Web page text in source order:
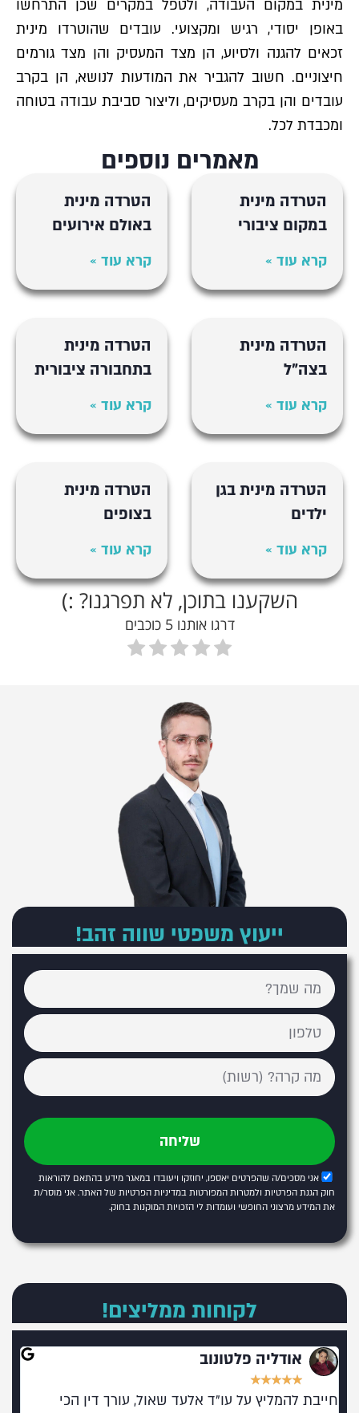
מינית במקום העבודה, ולטפל במקרים שכן התרחשו
באופן יסודי, רגיש ומקצועי. עובדים שהוטרדו מינית
זכאים להגנה ולסיוע, הן מצד המעסיק והן מצד גורמים
חיצוניים. חשוב להגביר את המודעות לנושא, הן בקרב
עובדים והן בקרב מעסיקים, וליצור סביבת עבודה בטוחה
ומכבדת לכל.
מאמרים נוספים
הטרדה מינית
במקום ציבורי
קרא עוד »
הטרדה מינית
באולם אירועים
קרא עוד »
הטרדה מינית
בצה"ל
קרא עוד »
הטרדה מינית
בתחבורה ציבורית
קרא עוד »
הטרדה מינית בגן
ילדים
קרא עוד »
הטרדה מינית
בצופים
קרא עוד »
השקענו בתוכן, לא תפרגנו? :)
דרגו אותנו 5 כוכבים
ייעוץ משפטי שווה זהב!
אני מסכים/ה שהפרטים יאספו, יחוזקו ויעובדו במאגר מידע בהתאם להוראות
חוק הגנת הפרטיות ולמטרות המפורטות במדיניות הפרטיות של האתר. אני מוסר/ת
את המידע מרצוני החופשי ועומדות לי הזכויות המוקנות בחוק.
שליחה
לקוחות ממליצים!
אודליה פלטונוב
★
★
★
★
★
חייבת להמליץ על עו"ד אלעד שאול, עורך דין הכי